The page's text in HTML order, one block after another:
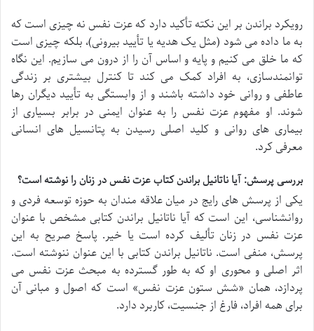
رویکرد براندن بر این نکته تأکید دارد که عزت نفس نه چیزی است که
به ما داده می شود (مثل یک هدیه یا تأیید بیرونی)، بلکه چیزی است
که ما خلق می کنیم و پایه و اساس آن را از درون می سازیم. این نگاه
توانمندسازی، به افراد کمک می کند تا کنترل بیشتری بر زندگی
عاطفی و روانی خود داشته باشند و از وابستگی به تأیید دیگران رها
شوند. او مفهوم عزت نفس را به عنوان ایمنی در برابر بسیاری از
بیماری های روانی و کلید اصلی رسیدن به پتانسیل های انسانی
معرفی کرد.
بررسی پرسش: آیا ناتانیل براندن کتاب عزت نفس در زنان را نوشته است؟
یکی از پرسش های رایج در میان علاقه مندان به حوزه توسعه فردی و
روانشناسی، این است که آیا ناتانیل براندن کتابی مشخص با عنوان
عزت نفس در زنان تألیف کرده است یا خیر. پاسخ صریح به این
پرسش، منفی است. ناتانیل براندن کتابی با این عنوان ننوشته است.
اثر اصلی و محوری او که به طور گسترده به مبحث عزت نفس می
پردازد، همان «شش ستون عزت نفس» است که اصول و مبانی آن
برای همه افراد، فارغ از جنسیت، کاربرد دارد.